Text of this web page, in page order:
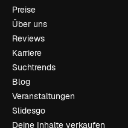
Preise
Über uns
Reviews
Karriere
Suchtrends
Blog
Veranstaltungen
Slidesgo
Deine Inhalte verkaufen